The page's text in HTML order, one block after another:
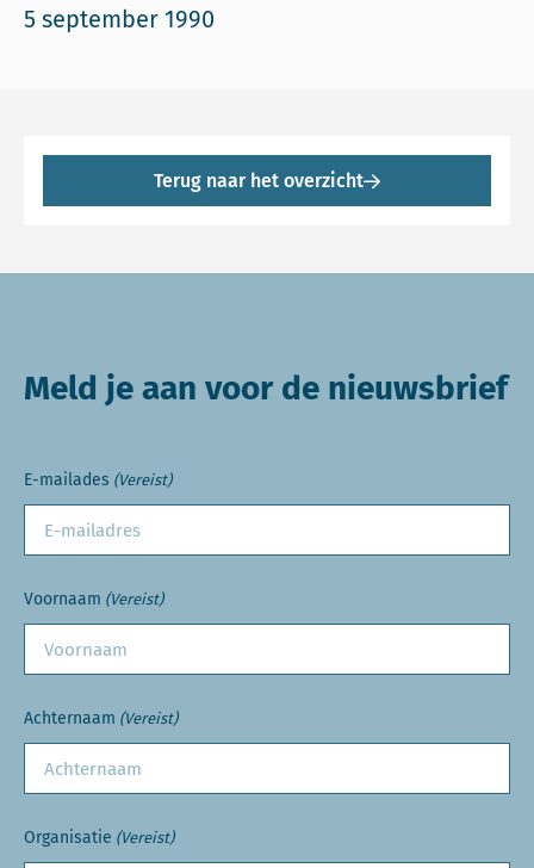
5 september 1990
Terug naar het overzicht
Meld je aan voor de nieuwsbrief
E-mailades (Vereist)
Voornaam (Vereist)
Achternaam (Vereist)
Organisatie (Vereist)